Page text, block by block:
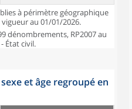
à périmètre géographique
au 01/01/2026.
dénombrements, RP2007 au
État civil.
et âge regroupé en